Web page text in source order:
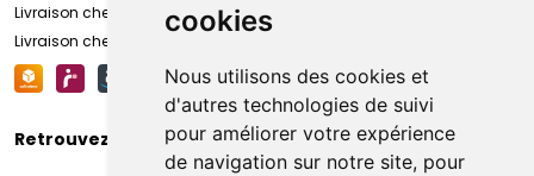
cookies
Nous utilisons des cookies et
d'autres technologies de suivi
pour améliorer votre expérience
de navigation sur notre site, pour
Livraison chez vous
Livraison chez votre commerçant
Retrouvez-nous sur vos réseaux sociaux